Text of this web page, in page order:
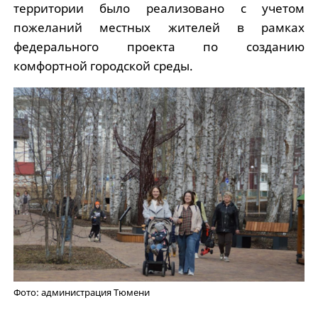
территории было реализовано с учетом
пожеланий местных жителей в рамках
федерального проекта по созданию
комфортной городской среды.
Фото: администрация Тюмени